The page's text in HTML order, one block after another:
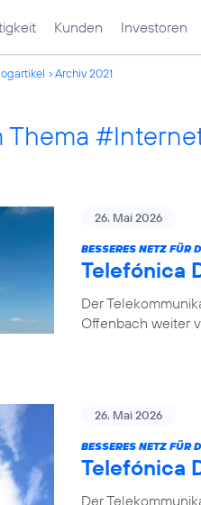
Kunden Investoren
Archiv 2021
26. Mai 2026
BESSERES NETZ FÜR
Telefónica
Der
Offenbach weiter
26. Mai 2026
BESSERES NETZ FÜR
Telefónica
Der